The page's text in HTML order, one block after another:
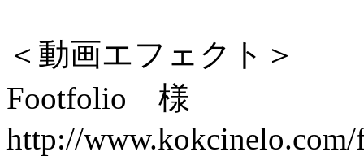
＜動画エフェクト＞
Footfolio 様
http://